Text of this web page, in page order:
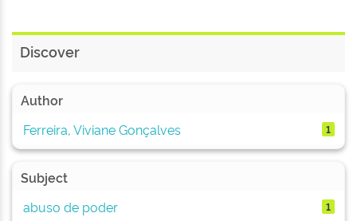
Discover
Author
Ferreira, Viviane Gonçalves
1
Subject
abuso de poder
1